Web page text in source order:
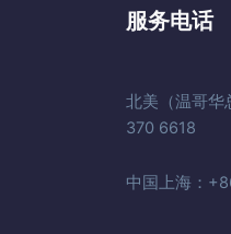
服务电话
北美（温哥
370 6618
中国上海：